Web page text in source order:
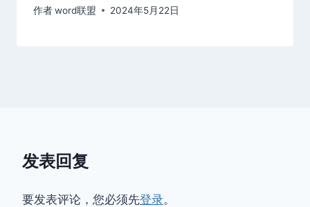
作者word联盟 2024年5月22日
发表回复
要发表评论，您必须先登录。